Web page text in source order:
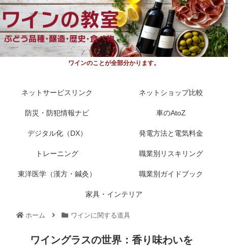
ワインのことが全部分かります。
ネットサービスリンク ネットショップ比較
防災・防犯情報ナビ 車のAtoZ
デジタル化（DX） 発電方法と電気料金
トレーニング 職業別リスキリング
東洋医学（漢方・鍼灸） 職業別ガイドブック
家具・インテリア
ホーム ワインに関する道具
ワイングラスの世界：香り味わいを